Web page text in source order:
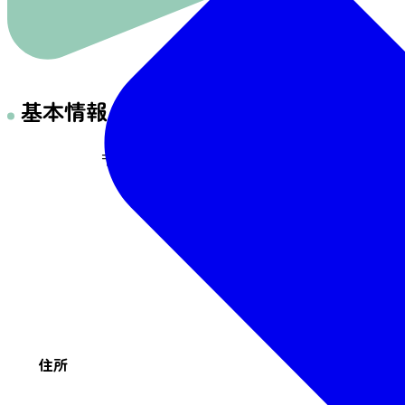
基本情報
住所
〒982-0241 宮城県仙台市太白区秋保町湯元字